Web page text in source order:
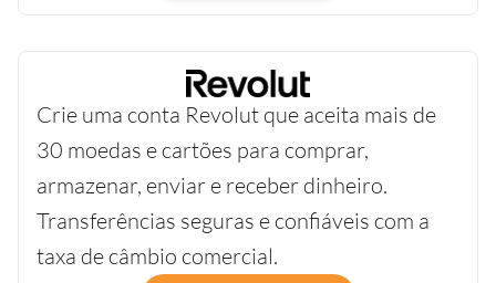
Crie uma conta Revolut que aceita mais de
30 moedas e cartões para comprar,
armazenar, enviar e receber dinheiro.
Transferências seguras e confiáveis com a
taxa de câmbio comercial.